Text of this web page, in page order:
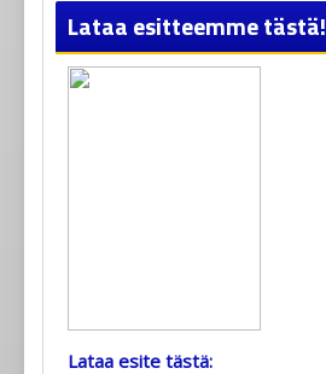
Lataa esitteemme tästä!
Lataa esite tästä: